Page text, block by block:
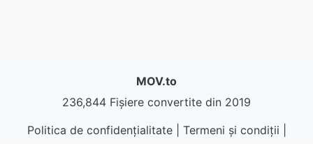
MOV.to
236,844 Fișiere convertite din 2019
Politica de confidențialitate| Termeni și condiții